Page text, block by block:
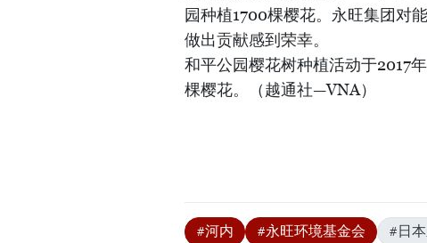
园种植1700棵樱花。永旺集团对
做出贡献感到荣幸。
和平公园樱花树种植活动于2017
棵樱花。（越通社—VNA）
#河内 #永旺环境基金会 #日